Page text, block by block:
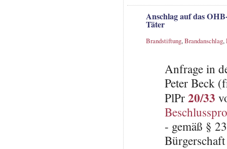
Anschlag auf das
Täter
Brandstiftung,Brandanschlag,
Anfrage in
Peter Beck
PlPr20/33
- gemäß §